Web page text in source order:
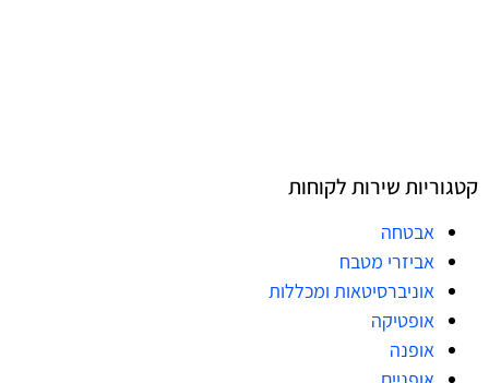
קטגוריות שירות לקוחות
אבטחה
אביזרי מטבח
אוניברסיטאות ומכללות
אופטיקה
אופנה